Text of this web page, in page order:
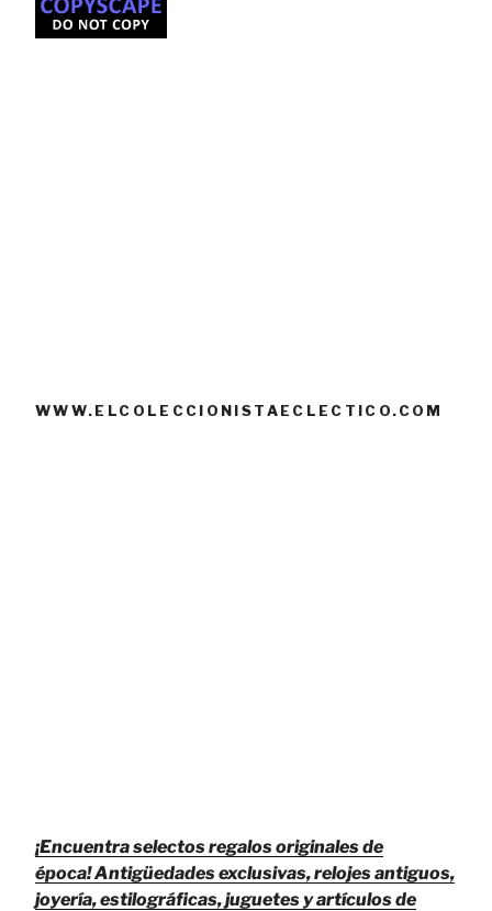
WWW.ELCOLECCIONISTAECLECTICO.COM
¡Encuentra selectos regalos originales de
época!Antigüedades exclusivas, relojes antiguos,
joyería, estilográficas, juguetes y artículos de